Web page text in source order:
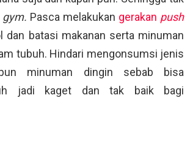
gym. Pasca melakukan gerakan push
dan batasi makanan serta minuman
tubuh. Hindari mengonsumsi jenis
minuman dingin sebab bisa
jadi kaget dan tak baik bagi